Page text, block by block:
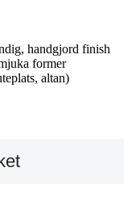
handgjord finish
former
altan)